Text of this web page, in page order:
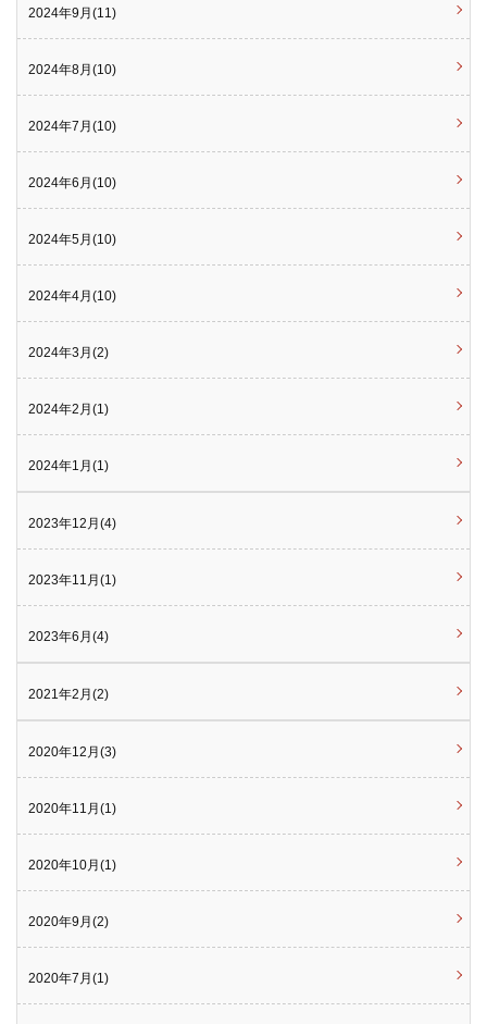
2024年9月(11)
2024年8月(10)
2024年7月(10)
2024年6月(10)
2024年5月(10)
2024年4月(10)
2024年3月(2)
2024年2月(1)
2024年1月(1)
2023年12月(4)
2023年11月(1)
2023年6月(4)
2021年2月(2)
2020年12月(3)
2020年11月(1)
2020年10月(1)
2020年9月(2)
2020年7月(1)